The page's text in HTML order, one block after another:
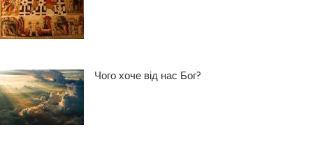
Чого хоче від нас Бог?